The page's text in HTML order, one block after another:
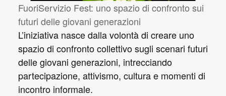
FuoriServizio Fest: uno spazio di confronto sui
futuri delle giovani generazioni
L’iniziativa nasce dalla volontà di creare uno
spazio di confronto collettivo sugli scenari futuri
delle giovani generazioni, intrecciando
partecipazione, attivismo, cultura e momenti di
incontro informale.